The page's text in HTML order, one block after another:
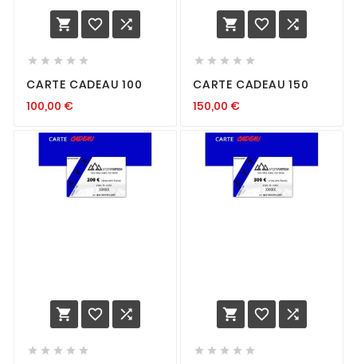
  
    
CARTE CADEAU 100
100,00 €
  
    
CARTE CADEAU 150
150,00 €
  
    
  
    